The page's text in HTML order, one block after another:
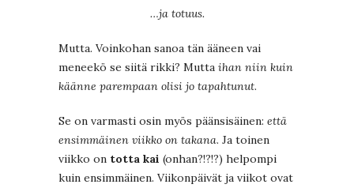
…ja totuus.
Mutta. Voinkohan sanoa tän ääneen vai
meneekö se siitä rikki? Mutta ihan niin kuin
käänne parempaan olisi jo tapahtunut.
Se on varmasti osin myös päänsisäinen: että
ensimmäinen viikko on takana. Ja toinen
viikko on totta kai (onhan?!?!?) helpompi
kuin ensimmäinen. Viikonpäivät ja viikot ovat